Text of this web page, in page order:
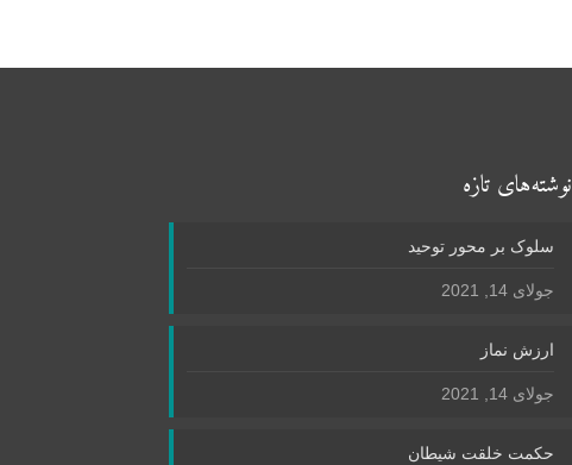
نوشته‌های تازه
سلوک بر محور توحید
جولای 14, 2021
ارزش نماز
جولای 14, 2021
حکمت خلقت شیطان